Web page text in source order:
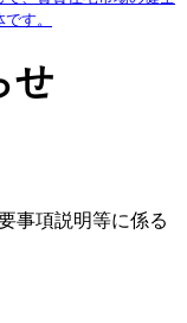
す。
せ
事項説明等に係る